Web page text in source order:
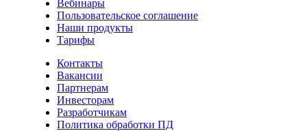
Вебинары
Пользовательское соглашение
Наши продукты
Тарифы
Контакты
Вакансии
Партнерам
Инвесторам
Разработчикам
Политика обработки ПД